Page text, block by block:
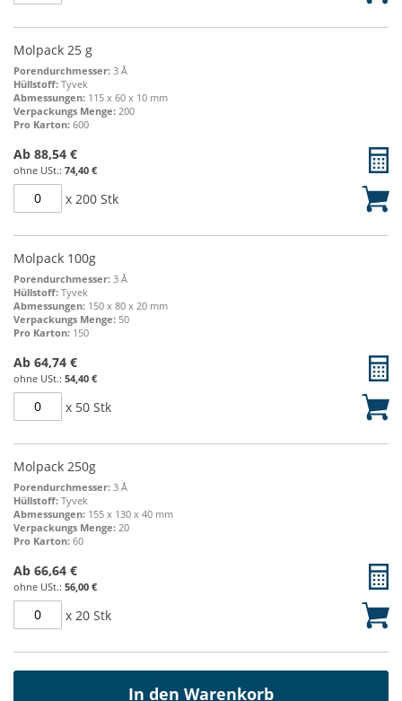
Molpack 25 g
Porendurchmesser: 3 Å
Hüllstoff: Tyvek
Abmessungen: 115 x 60 x 10 mm
Verpackungs Menge: 200
Pro Karton: 600
Ab 88,54 €
74,40 €
x 200 Stk
Molpack 100g
Porendurchmesser: 3 Å
Hüllstoff: Tyvek
Abmessungen: 150 x 80 x 20 mm
Verpackungs Menge: 50
Pro Karton: 150
Ab 64,74 €
54,40 €
x 50 Stk
Molpack 250g
Porendurchmesser: 3 Å
Hüllstoff: Tyvek
Abmessungen: 155 x 130 x 40 mm
Verpackungs Menge: 20
Pro Karton: 60
Ab 66,64 €
56,00 €
x 20 Stk
In den Warenkorb